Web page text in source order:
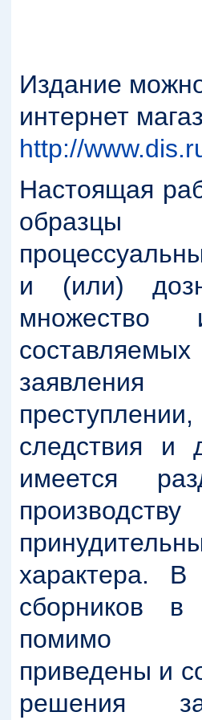
Издание
интернет
http://
Настоящая
образцы
и (или)
множество
следствия и
имеется
характера. В
сборников в
помимо
приведены и
решения